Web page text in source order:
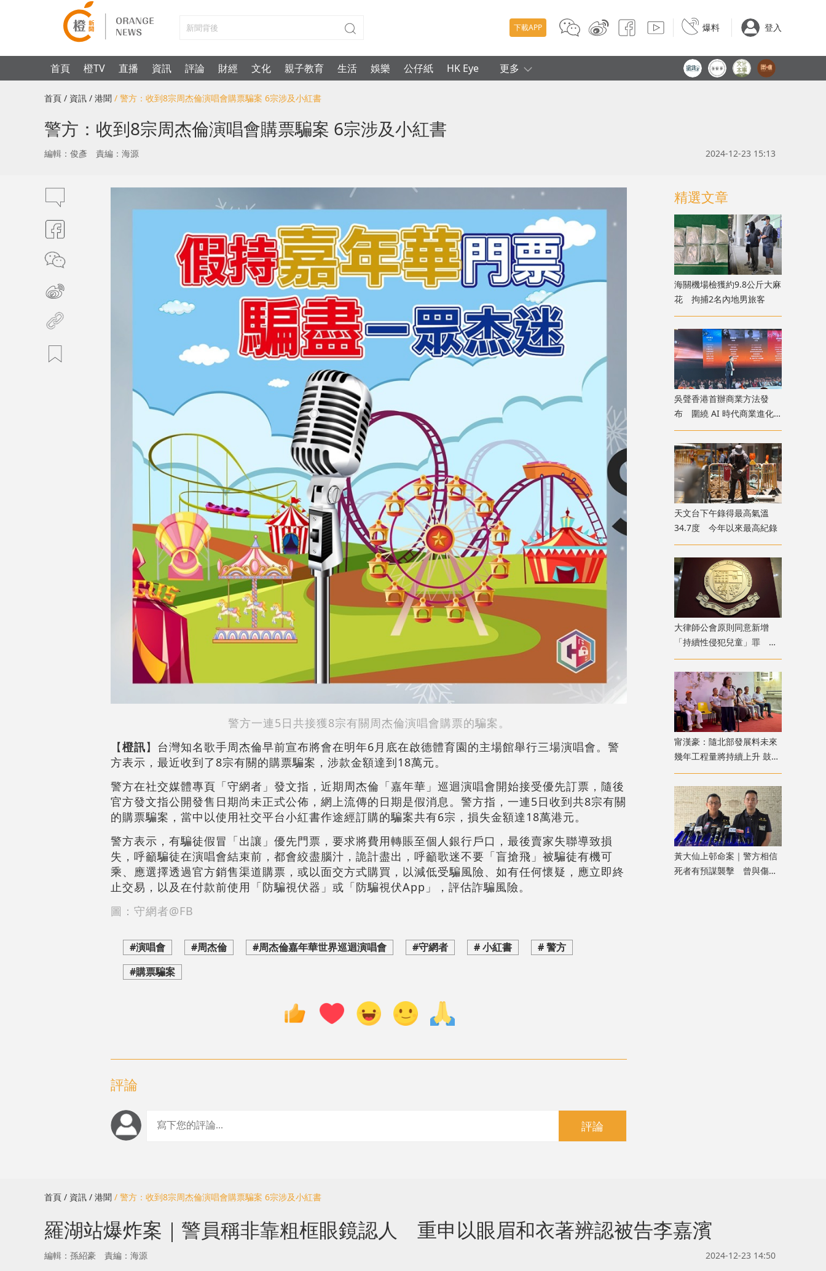
下載APP 爆料 登入
首頁 橙TV 直播 資訊 評論 財經 文化 親子教育 生活 娛樂 公仔紙 HK Eye 更多
首頁 / 資訊 / 港聞 / 警方：收到8宗周杰倫演唱會購票騙案 6宗涉及小紅書
警方：收到8宗周杰倫演唱會購票騙案 6宗涉及小紅書
編輯：俊彥 責編：海源 2024-12-23 15:13
警方一連5日共接獲8宗有關周杰倫演唱會購票的騙案。
【橙訊】台灣知名歌手周杰倫早前宣布將會在明年6月底在啟德體育園的主場館舉行三場演唱會。警
方表示，最近收到了8宗有關的購票騙案，涉款金額達到18萬元。
警方在社交媒體專頁「守網者」發文指，近期周杰倫「嘉年華」巡迴演唱會開始接受優先訂票，隨後
官方發文指公開發售日期尚未正式公佈，網上流傳的日期是假消息。警方指，一連5日收到共8宗有關
的購票騙案，當中以使用社交平台小紅書作途經訂購的騙案共有6宗，損失金額達18萬港元。
警方表示，有騙徒假冒「出讓」優先門票，要求將費用轉賬至個人銀行戶口，最後賣家失聯導致損
失，呼籲騙徒在演唱會結束前，都會絞盡腦汁，詭計盡出，呼籲歌迷不要「盲搶飛」被騙徒有機可
乘、應選擇透過官方銷售渠道購票，或以面交方式購買，以減低受騙風險、如有任何懷疑，應立即終
止交易，以及在付款前使用「防騙視伏器」或「防騙視伏App」，評估詐騙風險。
圖：守網者@FB
#演唱會 #周杰倫 #周杰倫嘉年華世界巡迴演唱會 #守網者 # 小紅書
# 警方
#購票騙案
評論
評論
精選文章
海關機場檢獲約9.8公斤大麻
花 拘捕2名內地男旅客
吳聲香港首辦商業方法發
布 圍繞 AI 時代商業進化
探討未來趨勢
天文台下午錄得最高氣溫
34.7度 今年以來最高紀錄
大律師公會原則同意新增
「持續性侵犯兒童」罪 強
調須有嚴格程序保障措施
甯漢豪：隨北部發展料未來
幾年工程量將持續上升 鼓勵
青年積極裝備自己
黃大仙上邨命案｜警方相信
死者有預謀襲擊 曾與傷者
首頁 / 資訊 / 港聞 / 警方：收到8宗周杰倫演唱會購票騙案 6宗涉及小紅書
羅湖站爆炸案｜警員稱非靠粗框眼鏡認人 重申以眼眉和衣著辨認被告李嘉濱
編輯：孫紹豪 責編：海源 2024-12-23 14:50